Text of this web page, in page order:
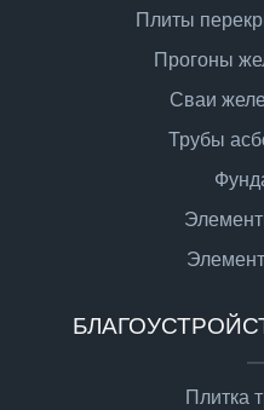
Плиты
Прогоны
Сваи
Трубы
Плитка